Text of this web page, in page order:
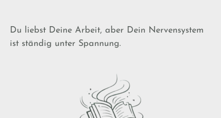
Du liebst Deine Arbeit, aber Dein Nervensystem
ist ständig unter Spannung.